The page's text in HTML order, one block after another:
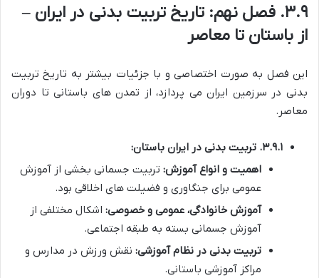
۳.۹. فصل نهم: تاریخ تربیت بدنی در ایران –
از باستان تا معاصر
این فصل به صورت اختصاصی و با جزئیات بیشتر به تاریخ تربیت
بدنی در سرزمین ایران می پردازد، از تمدن های باستانی تا دوران
معاصر.
۳.۹.۱. تربیت بدنی در ایران باستان:
اهمیت و انواع آموزش: تربیت جسمانی بخشی از آموزش
عمومی برای جنگاوری و فضیلت های اخلاقی بود.
آموزش خانوادگی، عمومی و خصوصی: اشکال مختلفی از
آموزش جسمانی بسته به طبقه اجتماعی.
تربیت بدنی در نظام آموزشی: نقش ورزش در مدارس و
مراکز آموزشی باستانی.